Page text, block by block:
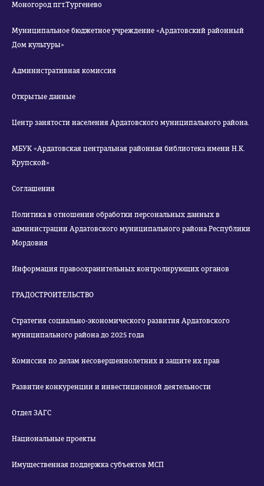
Моногород пгт.Тургенево
Муниципальное бюджетное учреждение «Ардатовский районный
Дом культуры»
Административная комиссия
Открытые данные
Центр занятости населения Ардатовского муниципального района.
МБУК «Ардатовская центральная районная библиотека имени Н.К.
Крупской»
Соглашения
Политика в отношении обработки персональных данных в
администрации Ардатовского муниципального района Республики
Мордовия
Информация правоохранительных контролирующих органов
ГРАДОСТРОИТЕЛЬСТВО
Стратегия социально-экономического развития Ардатовского
муниципального района до 2025 года
Комиссия по делам несовершеннолетних и защите их прав
Развитие конкуренции и инвестиционной деятельности
Отдел ЗАГС
Национальные проекты
Имущественная поддержка субъектов МСП